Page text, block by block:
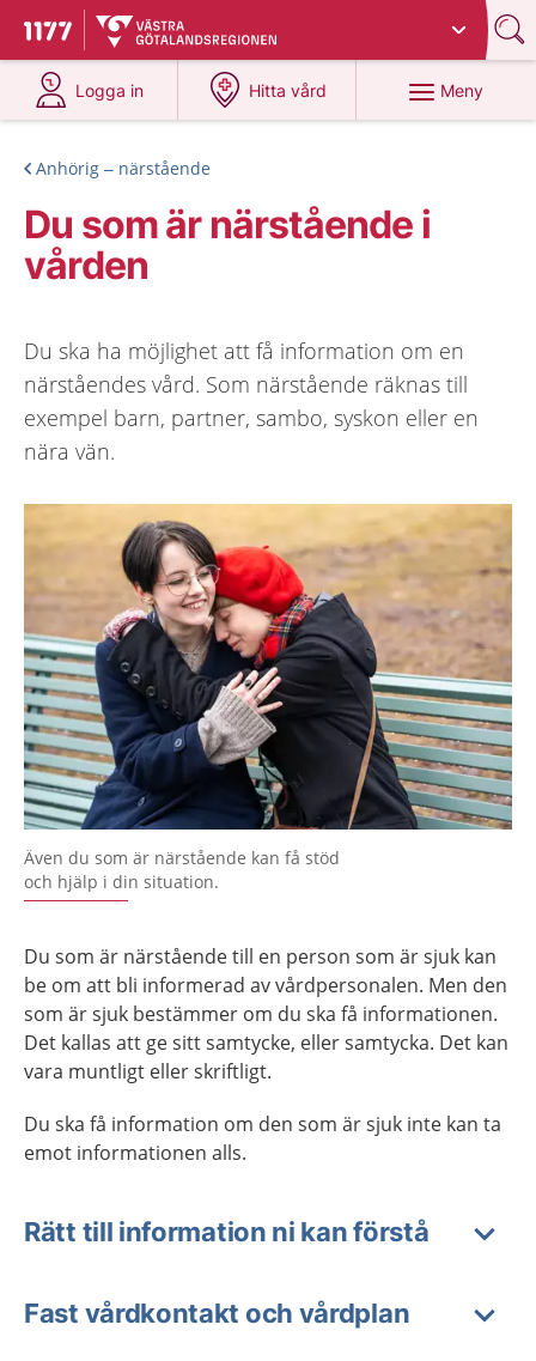
Till startsidan för 1177
Du har valt region
Logga in
på 1177.se
Hitta vård
på 1177.se
Meny
Anhörig – närstående
Du som är närstående i
vården
Du ska ha möjlighet att få information om en
närståendes vård. Som närstående räknas till
exempel barn, partner, sambo, syskon eller en
nära vän.
Även du som är närstående kan få stöd
och hjälp i din situation.
Du som är närstående till en person som är sjuk kan
be om att bli informerad av vårdpersonalen. Men den
som är sjuk bestämmer om du ska få informationen.
Det kallas att ge sitt samtycke, eller samtycka. Det kan
vara muntligt eller skriftligt.
Du ska få information om den som är sjuk inte kan ta
emot informationen alls.
Rätt till information ni kan förstå
Fast vårdkontakt och vårdplan